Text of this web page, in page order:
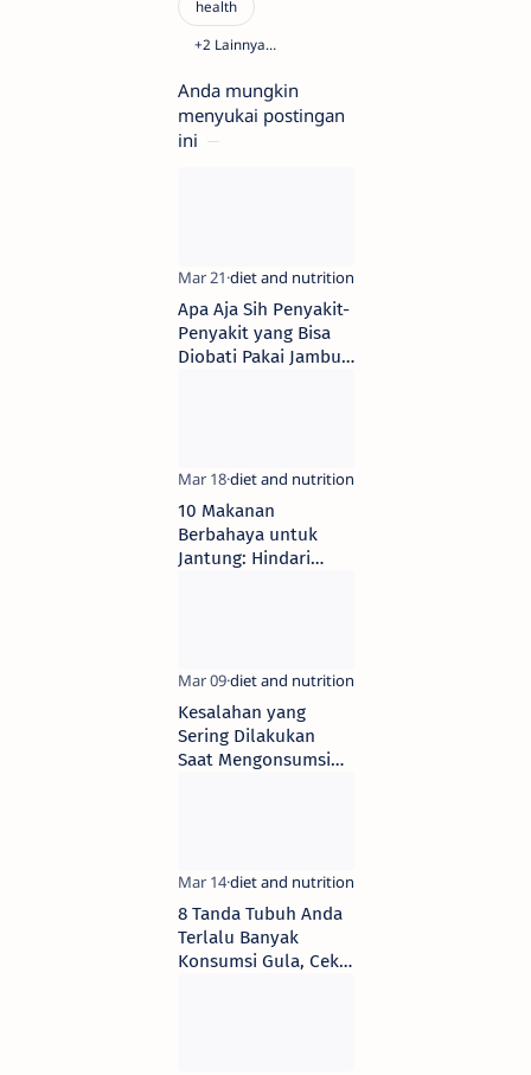
Anda mungkin
menyukai postingan
ini
Apa Aja Sih Penyakit-
Penyakit yang Bisa
Diobati Pakai Jambu
10 Makanan
Berbahaya untuk
Jantung: Hindari
Kesalahan yang
Sering Dilakukan
Saat Mengonsumsi
8 Tanda Tubuh Anda
Terlalu Banyak
Konsumsi Gula, Cek